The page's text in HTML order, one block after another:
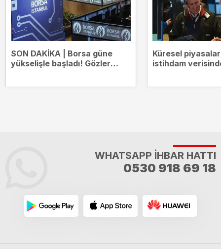
SON DAKİKA | Borsa güne
yükselişle başladı! Gözler
Küresel
istihdam
WHATSAPP İHBAR HATTI
0530 918 69 18